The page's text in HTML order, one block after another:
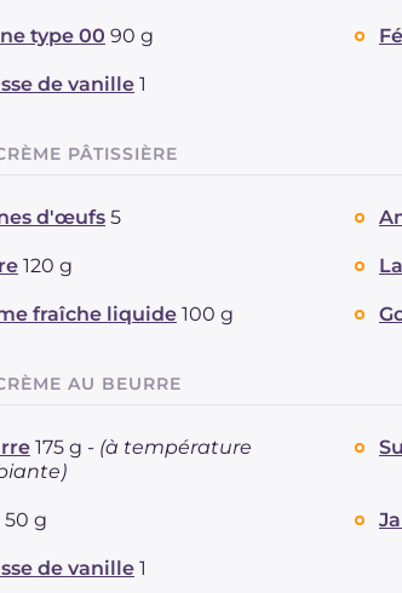
type 00 90 g
de vanille 1
PÂTISSIÈRE
d'œufs 5
120 g
fraîche liquide 100 g
AU BEURRE
175 g - (à température
50 g
de vanille 1